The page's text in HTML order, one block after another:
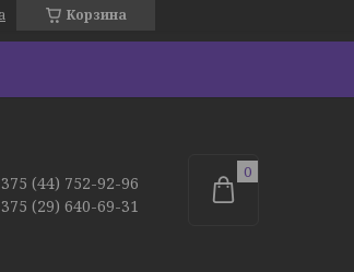
Корзина
(44) 752-92-96
(29) 640-69-31